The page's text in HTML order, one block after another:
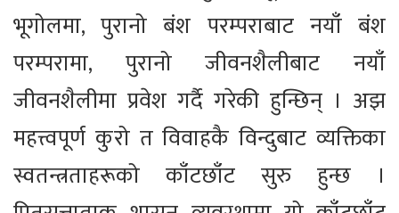
भूगोलमा, पुरानो बंश परम्पराबाट नयाँ बंश
परम्परामा, पुरानो जीवनशैलीबाट नयाँ
जीवनशैलीमा प्रवेश गर्दै गरेकी हुन्छिन् । अझ
महत्त्वपूर्ण कुरो त विवाहकै विन्दुबाट व्यक्तिका
स्वतन्त्रताहरूको काँटछाँट सुरु हुन्छ ।